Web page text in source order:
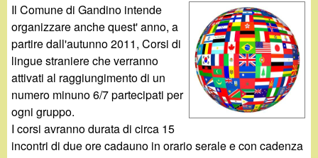
.
g
a
n
i
r
i
c
e
r
Il Comune di Gandino intende
organizzare anche quest' anno, a
partire dall'autunno 2011, Corsi di
lingue straniere che verranno
attivati al raggiungimento di un
numero minuno 6/7 partecipati per
ogni gruppo.
I corsi avranno durata di circa 15
incontri di due ore cadauno in orario serale e con cadenza